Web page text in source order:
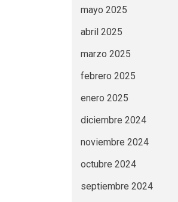
mayo 2025
abril 2025
marzo 2025
febrero 2025
enero 2025
diciembre 2024
noviembre 2024
octubre 2024
septiembre 2024